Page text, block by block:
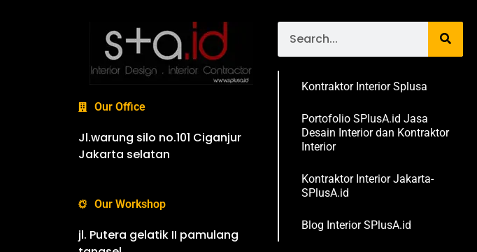
Our Office
Jl.warung silo no.101 Ciganjur
Jakarta selatan
Our Workshop
jl. Putera gelatik II pamulang
Kontraktor Interior Splusa
Portofolio SPlusA.id Jasa
Desain Interior dan Kontraktor
Interior
Kontraktor Interior Jakarta-
SPlusA.id
Blog Interior SPlusA.id